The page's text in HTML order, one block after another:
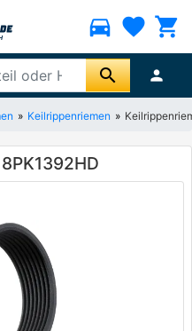
directions_car favorite shopping_cart
search person
Keilrippenriemen